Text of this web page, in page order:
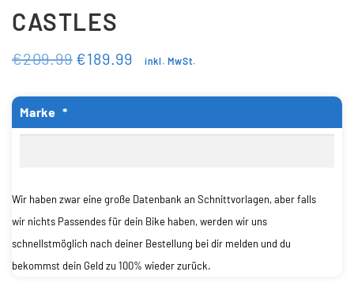
CASTLES
€209.99 €189.99 inkl. MwSt.
Marke *
Wir haben zwar eine große Datenbank an Schnittvorlagen, aber falls
wir nichts Passendes für dein Bike haben, werden wir uns
schnellstmöglich nach deiner Bestellung bei dir melden und du
bekommst dein Geld zu 100% wieder zurück.